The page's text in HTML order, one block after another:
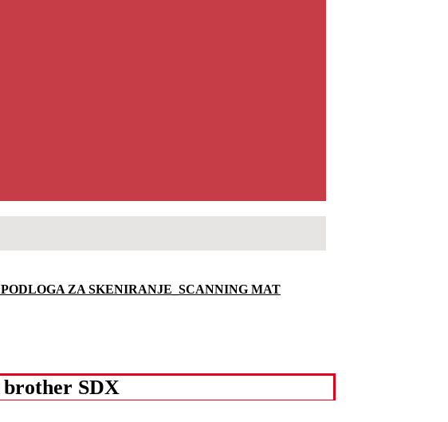
ZA SKENIRANJE_SCANNING MAT
brother SDX